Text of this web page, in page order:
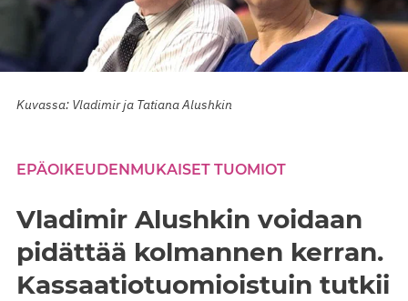
Kuvassa: Vladimir ja Tatiana Alushkin
EPÄOIKEUDENMUKAISET TUOMIOT
Vladimir Alushkin voidaan
pidättää kolmannen kerran.
Kassaatiotuomioistuin tutkii